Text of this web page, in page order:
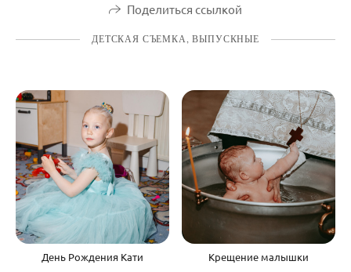
Поделиться ссылкой
ДЕТСКАЯ СЪЕМКА, ВЫПУСКНЫЕ
День Рождения Кати Крещение малышки